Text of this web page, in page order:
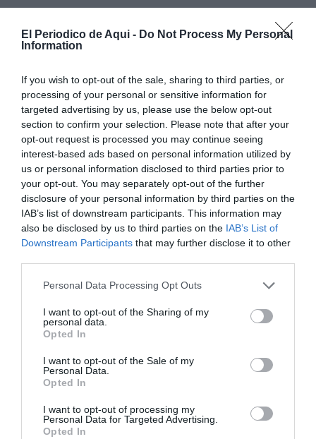
El Periodico de Aqui - Do Not Process My Personal
Information
If you wish to opt-out of the sale, sharing to third parties, or
processing of your personal or sensitive information for
targeted advertising by us, please use the below opt-out
section to confirm your selection. Please note that after your
opt-out request is processed you may continue seeing
interest-based ads based on personal information utilized by
us or personal information disclosed to third parties prior to
your opt-out. You may separately opt-out of the further
disclosure of your personal information by third parties on the
IAB’s list of downstream participants. This information may
also be disclosed by us to third parties on the IAB’s List of
Downstream Participants that may further disclose it to other
Personal Data Processing Opt Outs
I want to opt-out of the Sharing of my
personal data.
Opted In
I want to opt-out of the Sale of my
Personal Data.
Opted In
I want to opt-out of processing my
Personal Data for Targeted Advertising.
Opted In
La historia se desarrolla con los esperados detalles
disparatados y unos desternillantes gags absurdos.
Además, cuenta con unos secundarios que funcionan,
particularmente el locuaz alienígena Goomi y el robot